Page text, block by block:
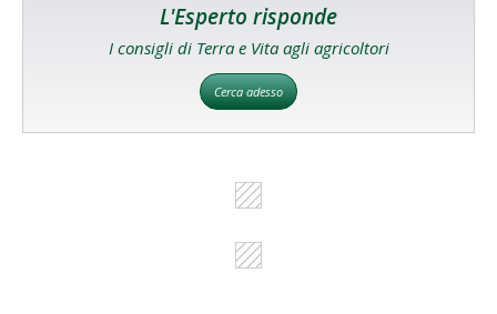
L'Esperto risponde
I consigli di Terra e Vita agli agricoltori
Cerca adesso